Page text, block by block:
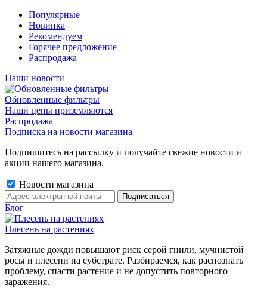
Популярные
Новинка
Рекомендуем
Горячее предложение
Распродажа
Наши новости
Обновленные фильтры
Наши цены приземляются
Распродажа
Подписка на новости магазина
Подпишитесь на рассылку и получайте свежие новости и
акции нашего магазина.
Новости магазина
Блог
Плесень на растениях
Затяжные дожди повышают риск серой гнили, мучнистой
росы и плесени на субстрате. Разбираемся, как распознать
проблему, спасти растение и не допустить повторного
заражения.